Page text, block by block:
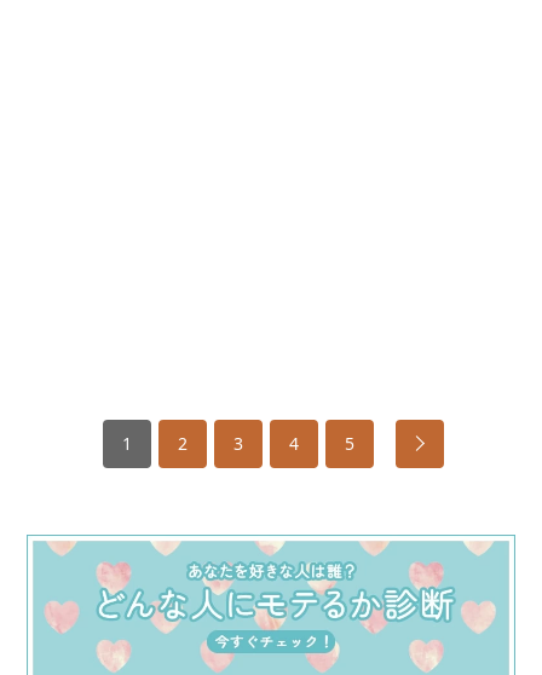
1 2 3 4 5